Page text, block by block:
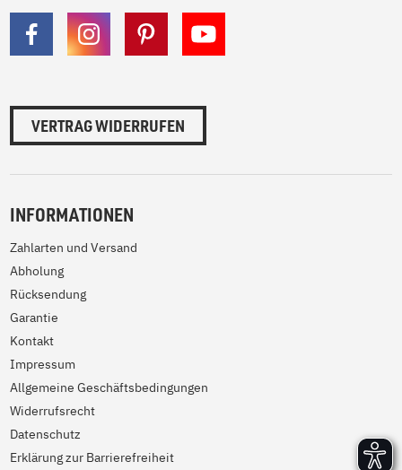
VERTRAG WIDERRUFEN
INFORMATIONEN
Zahlarten und Versand
Abholung
Rücksendung
Garantie
Kontakt
Impressum
Allgemeine Geschäftsbedingungen
Widerrufsrecht
Datenschutz
Erklärung zur Barrierefreiheit